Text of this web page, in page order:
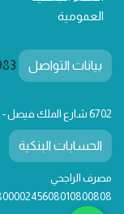
العمومية
بيانات التواصل
6702 شارع الملك فيصل - حي الديرة , السليل 18651
الحسابات البنكية
مصرف الراجحي